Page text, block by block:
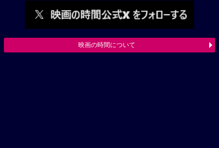
映画の時間について